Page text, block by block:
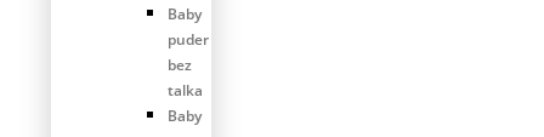
Baby
puder
bez
talka
Baby